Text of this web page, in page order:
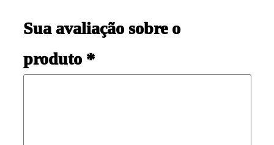
Sua avaliação sobre o
produto *